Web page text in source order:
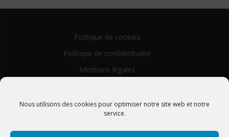
Nous utilisons des cookies pour optimiser notre site web et notre
service.
Politique de cookies
Politique de confidentialité
Mentions légales